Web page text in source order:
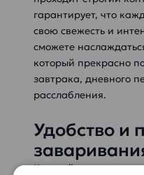
гарантирует, что
свою свежесть и
сможете
который прекрасно
завтрака, дневного
расслабления.
Удобство и
Каждый пакетик чая